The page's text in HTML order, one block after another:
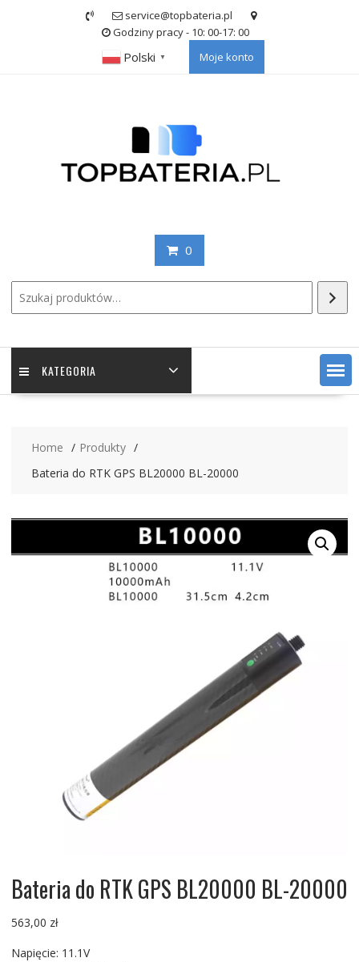
service@topbateria.pl
Godziny pracy - 10: 00-17: 00
Polski ▼ Moje konto
0
KATEGORIA
Home
Produkty
Bateria do RTK GPS BL20000 BL-20000
Bateria do RTK GPS BL20000 BL-20000
563,00 zł
Napięcie: 11.1V